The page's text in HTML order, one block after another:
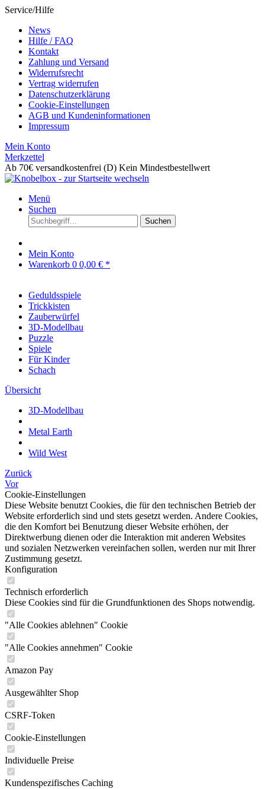
Service/Hilfe
News
Hilfe / FAQ
Kontakt
Zahlung und Versand
Widerrufsrecht
Vertrag widerrufen
Datenschutzerklärung
Cookie-Einstellungen
AGB und Kundeninformationen
Impressum
Mein Konto
Merkzettel
Ab 70€ versandkostenfrei (D) Kein Mindestbestellwert
Menü
Suchen
Suchen
Mein Konto
Warenkorb 0 0,00 € *
Geduldsspiele
Trickkisten
Zauberwürfel
3D-Modellbau
Puzzle
Spiele
Für Kinder
Schach
Übersicht
3D-Modellbau
Metal Earth
Wild West
Zurück
Vor
Cookie-Einstellungen
Diese Website benutzt Cookies, die für den technischen Betrieb der
Website erforderlich sind und stets gesetzt werden. Andere Cookies,
die den Komfort bei Benutzung dieser Website erhöhen, der
Direktwerbung dienen oder die Interaktion mit anderen Websites
und sozialen Netzwerken vereinfachen sollen, werden nur mit Ihrer
Zustimmung gesetzt.
Konfiguration
Technisch erforderlich
Diese Cookies sind für die Grundfunktionen des Shops notwendig.
"Alle Cookies ablehnen" Cookie
"Alle Cookies annehmen" Cookie
Amazon Pay
Ausgewählter Shop
CSRF-Token
Cookie-Einstellungen
Individuelle Preise
Kundenspezifisches Caching